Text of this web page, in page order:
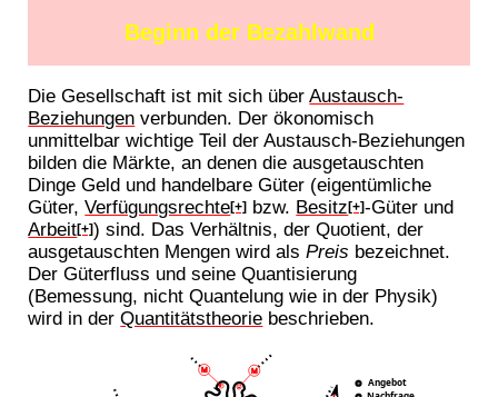
Beginn der Bezahlwand
Die Gesellschaft ist mit sich überAustausch-
Beziehungen verbunden. Der ökonomisch
unmittelbar wichtige Teil der Austausch-Beziehungen
bilden die Märkte, an denen die ausgetauschten
Dinge Geld und handelbare Güter (eigentümliche
Güter,Verfügungsrechte[+] bzw. Besitz[+]-Güter und
Arbeit[+]) sind. Das Verhältnis, der Quotient, der
ausgetauschten Mengen wird alsPreis bezeichnet.
Der Güterfluss und seine Quantisierung
(Bemessung, nicht Quantelung wie in der Physik)
wird in derQuantitätstheorie beschrieben.